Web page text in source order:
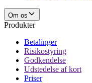
Om os
Produkter
Betalinger
Risikostyring
Godkendelse
Udstedelse af kort
Priser